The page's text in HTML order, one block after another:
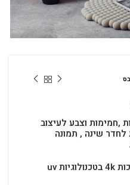
,חמימות וצבע לעיצוב
לחדר שינה , תמונה
תמונות קנבס מודפסת באיכות 4k בטכנולוגיות uv